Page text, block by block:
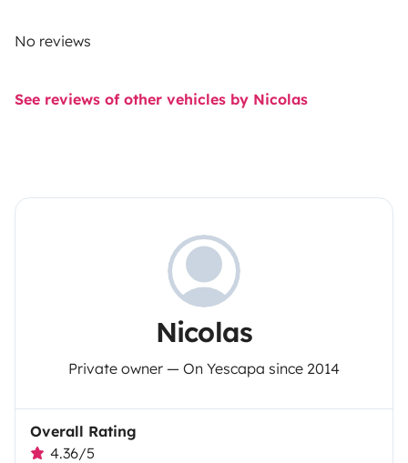
No reviews
See reviews of other vehicles by Nicolas
Nicolas
Private owner — On Yescapa since 2014
Overall Rating
4.36/5